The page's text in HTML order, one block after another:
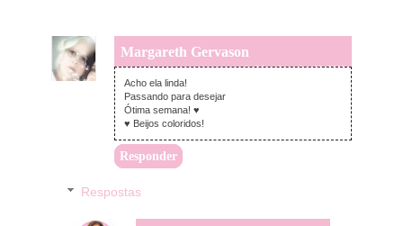
Margareth Gervason
segunda-feira, fevereiro 18, 2013
Acho ela linda!
Passando para desejar
Ótima semana! ♥
♥ Beijos coloridos!
Responder
Respostas